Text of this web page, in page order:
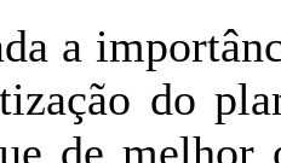
a
do
de melhor